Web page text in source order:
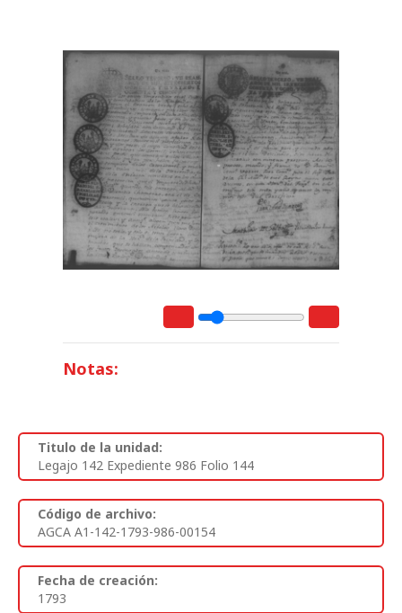
Notas:
Titulo de la unidad:
Legajo 142 Expediente 986 Folio 144
Código de archivo:
AGCA A1-142-1793-986-00154
Fecha de creación:
1793